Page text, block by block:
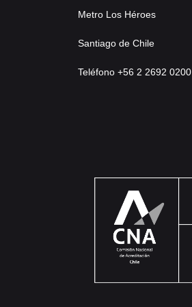
Metro Los Héroes
Santiago de Chile
Teléfono +56 2 2692 0200